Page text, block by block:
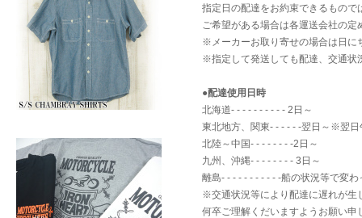
指定日の配達をお約束できるもので
ご希望がある場合は各運送会社の
※メーカーお取り寄せの場合は日に
※指定して発送しても配達、交通状
●配達使用日時
北海道- - - - - - - - - - 2日～
東北地方、関東- - - - - -翌日～※翌
北陸～中国- - - - - - - -2日～
九州、沖縄- - - - - - - - 3日～
離島- - - - - - - - - - -船の状況等で変
※交通状況等により配達に遅れが生
何卒ご理解くだいますようお願い申